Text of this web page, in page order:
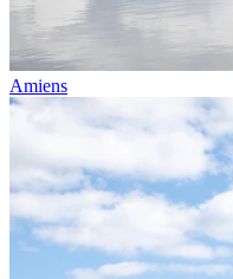
Amiens